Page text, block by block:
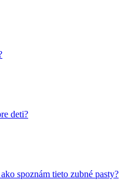
deti?
spoznám tieto zubné pasty?